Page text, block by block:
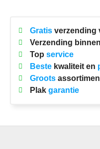
Gratisverzending
Verzending binnen
Top service
Bestekwaliteit en
Groots
Plak garantie